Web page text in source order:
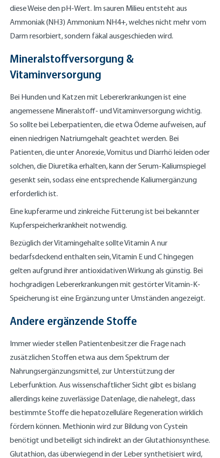
diese Weise den pH-Wert. Im sauren Milieu entsteht aus
Ammoniak (NH3) Ammonium NH4+, welches nicht mehr vom
Darm resorbiert, sondern fäkal ausgeschieden wird.
Mineralstoffversorgung &
Vitaminversorgung
Bei Hunden und Katzen mit Lebererkrankungen ist eine
angemessene Mineralstoff- und Vitaminversorgung wichtig.
So sollte bei Leberpatienten, die etwa Ödeme aufweisen, auf
einen niedrigen Natriumgehalt geachtet werden. Bei
Patienten, die unter Anorexie, Vomitus und Diarrhö leiden oder
solchen, die Diuretika erhalten, kann der Serum-Kaliumspiegel
gesenkt sein, sodass eine entsprechende Kaliumergänzung
erforderlich ist.
Eine kupferarme und zinkreiche Fütterung ist bei bekannter
Kupferspeicherkrankheit notwendig.
Bezüglich der Vitamingehalte sollte Vitamin A nur
bedarfsdeckend enthalten sein, Vitamin E und C hingegen
gelten aufgrund ihrer antioxidativen Wirkung als günstig. Bei
hochgradigen Lebererkrankungen mit gestörter Vitamin-K-
Speicherung ist eine Ergänzung unter Umständen angezeigt.
Andere ergänzende Stoffe
Immer wieder stellen Patientenbesitzer die Frage nach
zusätzlichen Stoffen etwa aus dem Spektrum der
Nahrungsergänzungsmittel, zur Unterstützung der
Leberfunktion. Aus wissenschaftlicher Sicht gibt es bislang
allerdings keine zuverlässige Datenlage, die nahelegt, dass
bestimmte Stoffe die hepatozelluläre Regeneration wirklich
fördern können. Methionin wird zur Bildung von Cystein
benötigt und beteiligt sich indirekt an der Glutathionsynthese.
Glutathion, das überwiegend in der Leber synthetisiert wird,